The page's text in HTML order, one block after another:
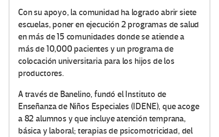
Con su apoyo, la comunidad ha logrado abrir siete
escuelas, poner en ejecución 2 programas de salud
en más de 15 comunidades donde se atiende a
más de 10,000 pacientes y un programa de
colocación universitaria para los hijos de los
productores.
A través de Banelino, fundó el Instituto de
Enseñanza de Niños Especiales (IDENE), que acoge
a 82 alumnos y que incluye atención temprana,
básica y laboral; terapias de psicomotricidad, del